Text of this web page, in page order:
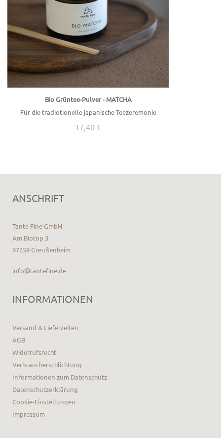
Bio Grüntee-Pulver - MATCHA
Für die tradiotionelle japanische Teezeremonie
17,40 €
ANSCHRIFT
Tante Fine GmbH
Am Biotop 3
97259 Greußenheim
info@tantefine.de
INFORMATIONEN
Versand & Lieferzeiten
AGB
Widerrufsrecht
Verbraucherschlichtung
Informationen zum Datenschutz
Datenschutzerklärung
Cookie-Einstellungen
Impressum